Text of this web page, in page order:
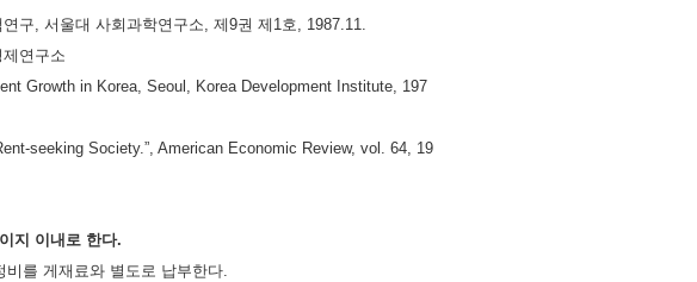
구, 서울대 사회과학연구소, 제9권 제1호, 1987.11.
연구소
Growth in Korea, Seoul, Korea Development Institute, 197
seeking Society.”, American Economic Review, vol. 64, 19
지 이내로 한다.
비를 게재료와 별도로 납부한다.